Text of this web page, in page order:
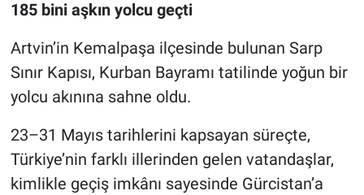
185 bini aşkın yolcu geçti
Artvin’in Kemalpaşa ilçesinde bulunan Sarp
Sınır Kapısı, Kurban Bayramı tatilinde yoğun bir
yolcu akınına sahne oldu.
23–31 Mayıs tarihlerini kapsayan süreçte,
Türkiye’nin farklı illerinden gelen vatandaşlar,
kimlikle geçiş imkânı sayesinde Gürcistan’a
Magazin
Siyaset
Yaşam
Spor
Nöbetçi Eczaneler